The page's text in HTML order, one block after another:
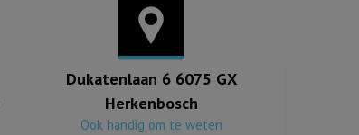
Dukatenlaan 6 6075 GX
Herkenbosch
Ook handig om te weten